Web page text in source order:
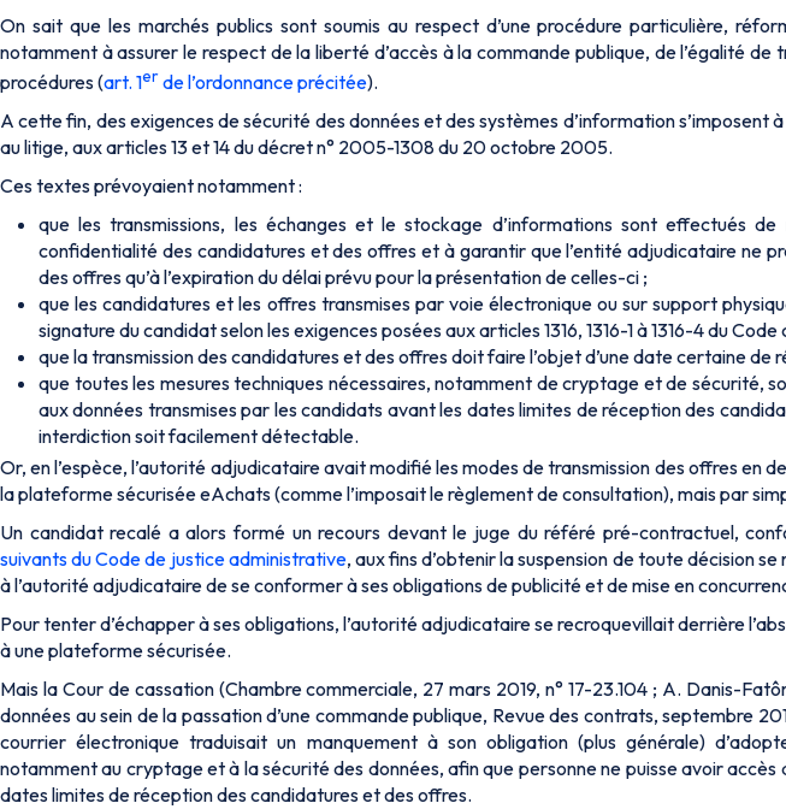
On sait que les marchés publics sont soumis au respect d’une procédure particulière,
notamment à assurer le respect de la liberté d’accès à la commande publique, de l’égalité
procédures (art. 1erde l’ordonnance précitée).
A cette fin, des exigences de sécurité des données et des systèmes d’information s’imposent
au litige, aux articles 13 et 14 du décret n° 2005-1308 du 20 octobre 2005.
Ces textes prévoyaient notamment :
que les transmissions, les échanges et le stockage d’informations sont effectués
confidentialité des candidatures et des offres et à garantir que l’entité adjudicataire ne
des offres qu’à l’expiration du délai prévu pour la présentation de celles-ci ;
que les candidatures et les offres transmises par voie électronique ou sur support
signature du candidat selon les exigences posées aux articles 1316, 1316-1 à 1316-4 du Code
que la transmission des candidatures et des offres doit faire l’objet d’une date certaine de
que toutes les mesures techniques nécessaires, notamment de cryptage et de sécurité,
aux données transmises par les candidats avant les dates limites de réception des
interdiction soit facilement détectable.
Or, en l’espèce, l’autorité adjudicataire avait modifié les modes de transmission des offres en
la plateforme sécurisée eAchats (comme l’imposait le règlement de consultation), mais par
Un candidat recalé a alors formé un recours devant le juge du référé pré-contractuel,
suivants du Code de justice administrative, aux fins d’obtenir la suspension de toute décision
à l’autorité adjudicataire de se conformer à ses obligations de publicité et de mise en
Pour tenter d’échapper à ses obligations, l’autorité adjudicataire se recroquevillait derrière
à une plateforme sécurisée.
Mais la Cour de cassation (Chambre commerciale, 27 mars 2019, n° 17-23.104 ; A. Danis-
données au sein de la passation d’une commande publique, Revue des contrats, septembre
courrier électronique traduisait un manquement à son obligation (plus générale)
notamment au cryptage et à la sécurité des données, afin que personne ne puisse avoir
dates limites de réception des candidatures et des offres.